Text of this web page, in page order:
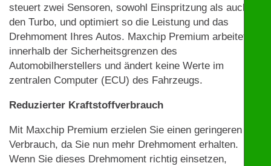
steuert zwei Sensoren, sowohl Einspritzung als auch
den Turbo, und optimiert so die Leistung und das
Drehmoment Ihres Autos. Maxchip Premium arbeitet
innerhalb der Sicherheitsgrenzen des
Automobilherstellers und ändert keine Werte im
zentralen Computer (ECU) des Fahrzeugs.
Reduzierter Kraftstoffverbrauch
Mit Maxchip Premium erzielen Sie einen geringeren
Verbrauch, da Sie nun mehr Drehmoment erhalten.
Wenn Sie dieses Drehmoment richtig einsetzen,